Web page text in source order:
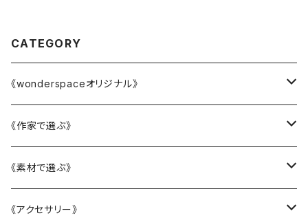
CATEGORY
《wonderspaceオリジナル》
かニャんざわ豆皿
LittleFlower
水引アクセサリー
《作家で選ぶ》
大西雄三郎
織田恵美
《素材で選ぶ》
陶磁器
《アクセサリー》